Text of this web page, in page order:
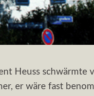
Heuss schwärmte
er wäre fast